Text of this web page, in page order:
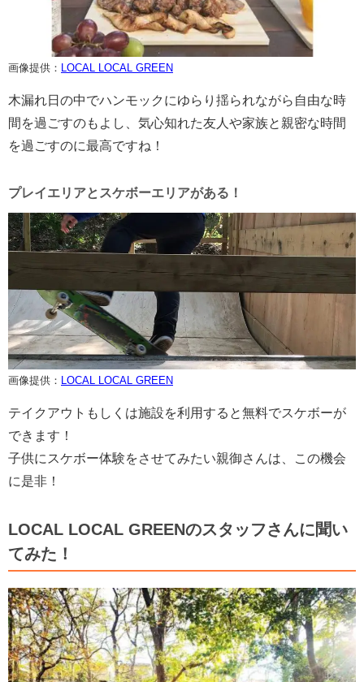
画像提供： LOCAL LOCAL GREEN
木漏れ日の中でハンモックにゆらり揺られながら自由な時
間を過ごすのもよし、気心知れた友人や家族と親密な時間
を過ごすのに最高ですね！
プレイエリアとスケボーエリアがある！
画像提供： LOCAL LOCAL GREEN
テイクアウトもしくは施設を利用すると無料でスケボーが
できます！
子供にスケボー体験をさせてみたい親御さんは、この機会
に是非！
LOCAL LOCAL GREENのスタッフさんに聞い
てみた！